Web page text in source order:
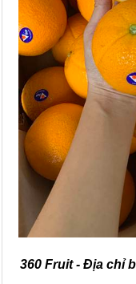
360 Fruit - Địa chỉ